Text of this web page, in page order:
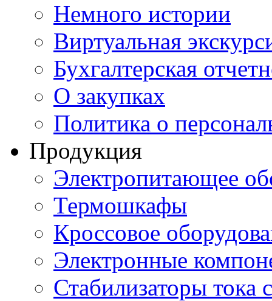
Немного истории
Виртуальная
Бухгалтерская
О закупках
Политика о
Продукция
Электропитающее
Термошкафы
Кроссовое
Электронные
Стабилизаторы тока